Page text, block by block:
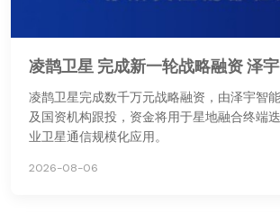
凌鹊卫星完成数千万元战略融资，由泽宇智
及国资机构跟投，资金将用于星地融合终端
业卫星通信规模化应用。
2026-08-06